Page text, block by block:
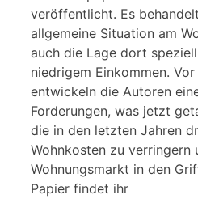
veröffentlicht. Es
allgemeine Situation am
auch die Lage dort
niedrigem Einkommen.
entwickeln die Autoren
Forderungen, was jetzt
die in den letzten Jahren
Wohnkosten zu verringern
Wohnungsmarkt in den
Papier findet ihr